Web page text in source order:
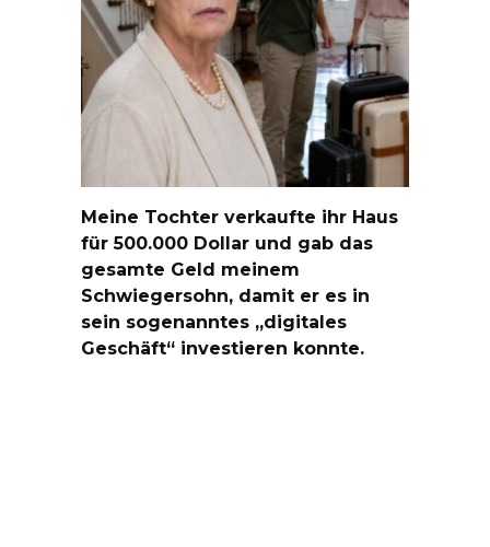
Meine Tochter verkaufte ihr Haus
für 500.000 Dollar und gab das
gesamte Geld meinem
Schwiegersohn, damit er es in
sein sogenanntes „digitales
Geschäft“ investieren konnte.